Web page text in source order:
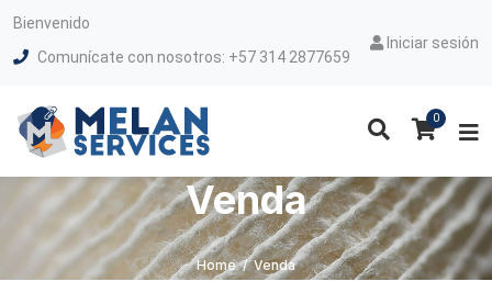
Bienvenido
Comunícate con nosotros: +57 314 2877659
Iniciar sesión
0
Venda
Home / Venda